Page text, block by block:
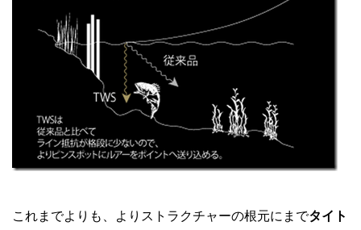
これまでよりも、よりストラクチャーの根元にまでタイト